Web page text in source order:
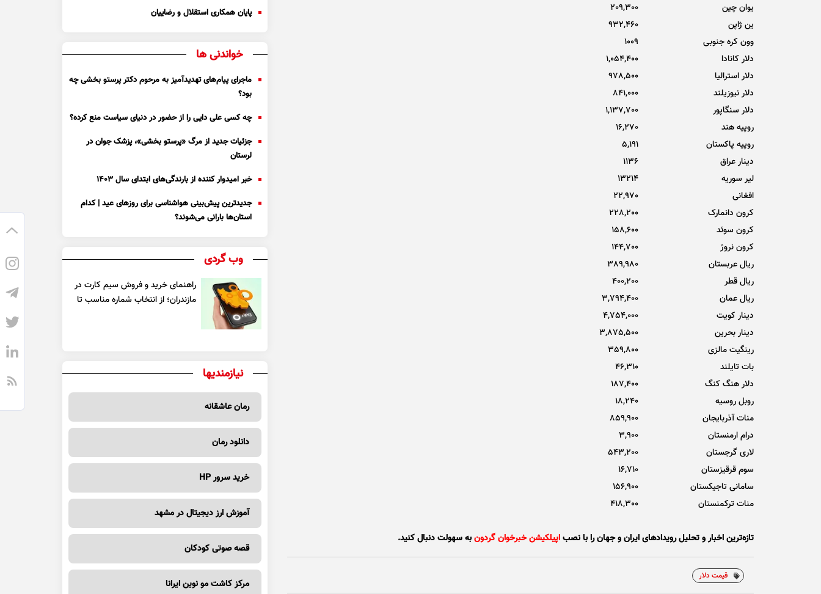
یوان چین
209,300
ین ژاپن
932,460
وون کره جنوبی
1009
دلار کانادا
1,054,400
دلار استرالیا
978,500
دلار نیوزیلند
841,000
دلار سنگاپور
1,137,700
روپیه هند
16,270
روپیه پاکستان
5,191
دینار عراق
1136
لیر سوریه
13214
افغانی
22,970
کرون دانمارک
228,200
کرون سوئد
158,600
کرون نروژ
144,700
ریال عربستان
389,980
ریال قطر
400,200
ریال عمان
3,794,400
دینار کویت
4,754,000
دینار بحرین
3,875,500
رینگیت مالزی
359,800
بات تایلند
46,310
دلار هنگ کنگ
187,400
روبل روسیه
18,240
منات آذربایجان
859,900
درام ارمنستان
3,900
لاری گرجستان
543,200
سوم قرقیزستان
16,710
سامانی تاجیکستان
156,900
منات ترکمنستان
418,300
تازه‌ترین اخبار و تحلیل‌ رویدادهای ایران و جهان را با نصباپیلکیشن خبرخوان گردونبه سهولت دنبال کنید.
قیمت دلار
پایان همکاری استقلال و رضاییان
خواندنی ها
ماجرای پیام‌های تهدیدآمیز به مرحوم دکتر پرستو بخشی چه
بود؟
چه کسی علی دایی را از حضور در دنیای سیاست منع کرده؟
جزئیات جدید از مرگ «پرستو بخشی»، پزشک جوان در
لرستان
خبر امیدوار کننده از بارندگی‌های ابتدای سال ۱۴۰۳
جدیدترین پیش‌بینی هواشناسی برای روزهای عید | کدام
استان‌ها بارانی می‌شوند؟
وب گردی
راهنمای خرید و فروش سیم کارت در
مازندران؛ از انتخاب شماره مناسب تا
نیازمندیها
رمان عاشقانه
دانلود رمان
خرید سرور HP
آموزش ارز دیجیتال در مشهد
قصه صوتی کودکان
مرکز کاشت مو نوین ایرانا